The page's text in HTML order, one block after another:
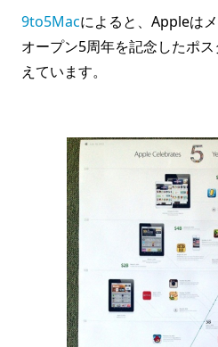
9to5Macによると、Appleは
オープン5周年を記念したポ
えています。